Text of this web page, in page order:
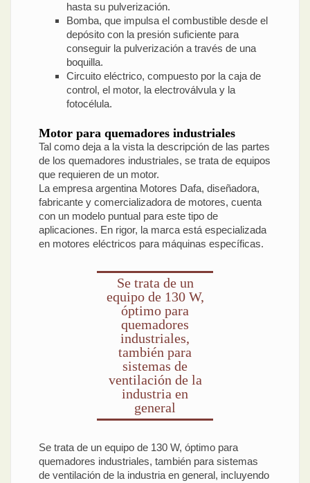
hasta su pulverización.
Bomba, que impulsa el combustible desde el
depósito con la presión suficiente para
conseguir la pulverización a través de una
boquilla.
Circuito eléctrico, compuesto por la caja de
control, el motor, la electroválvula y la
fotocélula.
Motor para quemadores industriales
Tal como deja a la vista la descripción de las partes
de los quemadores industriales, se trata de equipos
que requieren de un motor.
La empresa argentina Motores Dafa, diseñadora,
fabricante y comercializadora de motores, cuenta
con un modelo puntual para este tipo de
aplicaciones. En rigor, la marca está especializada
en motores eléctricos para máquinas específicas.
Se trata de un
equipo de 130 W,
óptimo para
quemadores
industriales,
también para
sistemas de
ventilación de la
industria en
general
Se trata de un equipo de 130 W, óptimo para
quemadores industriales, también para sistemas
de ventilación de la industria en general, incluyendo